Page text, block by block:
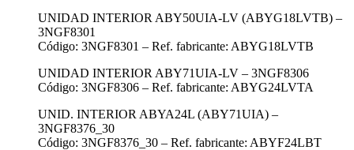
UNIDAD INTERIOR ABY50UIA-LV (ABYG18LVTB) –
3NGF8301
Código: 3NGF8301 – Ref. fabricante: ABYG18LVTB
UNIDAD INTERIOR ABY71UIA-LV – 3NGF8306
Código: 3NGF8306 – Ref. fabricante: ABYG24LVTA
UNID. INTERIOR ABYA24L (ABY71UIA) –
3NGF8376_30
Código: 3NGF8376_30 – Ref. fabricante: ABYF24LBT